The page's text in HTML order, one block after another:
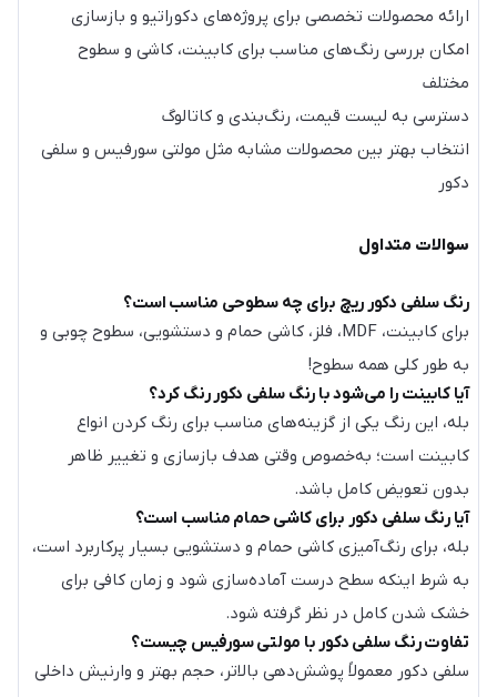
ارائه محصولات تخصصی برای پروژه‌های دکوراتیو و بازسازی
امکان بررسی رنگ‌های مناسب برای کابینت، کاشی و سطوح
مختلف
دسترسی به لیست قیمت، رنگ‌بندی و کاتالوگ
انتخاب بهتر بین محصولات مشابه مثل مولتی سورفیس و سلفی
دکور
سوالات متداول
رنگ سلفی دکور ریچ برای چه سطوحی مناسب است؟
برای کابینت، MDF، فلز، کاشی حمام و دستشویی، سطوح چوبی و
به طور کلی همه سطوح!
آیا کابینت را می‌شود با رنگ سلفی دکور رنگ کرد؟
بله، این رنگ یکی از گزینه‌های مناسب برای رنگ کردن انواع
کابینت است؛ به‌خصوص وقتی هدف بازسازی و تغییر ظاهر
بدون تعویض کامل باشد.
آیا رنگ سلفی دکور برای کاشی حمام مناسب است؟
بله، برای رنگ‌آمیزی کاشی حمام و دستشویی بسیار پرکاربرد است،
به شرط اینکه سطح درست آماده‌سازی شود و زمان کافی برای
خشک شدن کامل در نظر گرفته شود.
تفاوت رنگ سلفی دکور با مولتی سورفیس چیست؟
سلفی دکور معمولاً پوشش‌دهی بالاتر، حجم بهتر و وارنیش داخلی